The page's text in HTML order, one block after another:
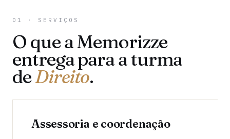
01 · SERVIÇOS
O que a Memorizze
entrega para a turma
deDireito.
Assessoria e coordenação